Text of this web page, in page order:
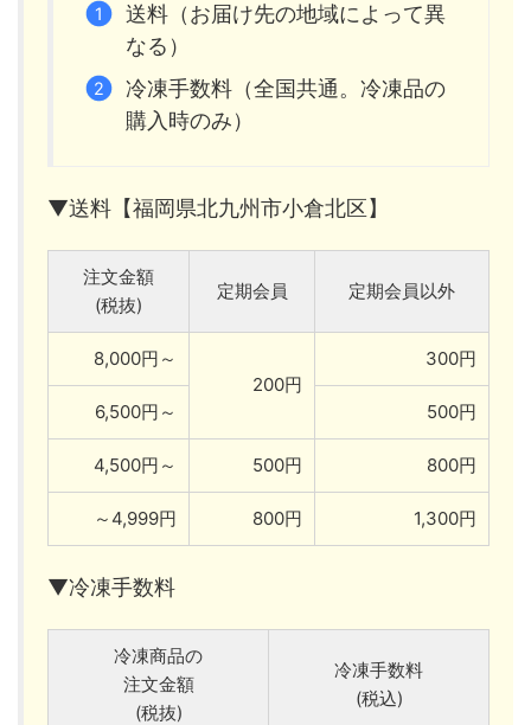
送料（お届け先の地域によって異
なる）
冷凍手数料（全国共通。冷凍品の
購入時のみ）
▼送料【福岡県北九州市小倉北区】
注文金額
(税抜)
定期会員 定期会員以外
8,000円～
200円
300円
6,500円～ 500円
4,500円～ 500円 800円
～4,999円 800円 1,300円
▼冷凍手数料
冷凍商品の
注文金額
(税抜)
冷凍手数料
(税込)